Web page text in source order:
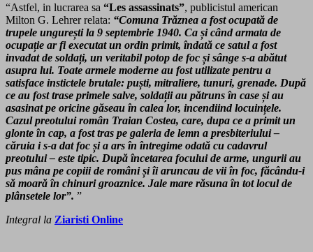
“Astfel, in lucrarea sa “Les assassinats”, publicistul american
Milton G. Lehrer relata: “Comuna Trăznea a fost ocupată de
trupele ungurești la 9 septembrie 1940. Ca și când armata de
ocupație ar fi executat un ordin primit, îndată ce satul a fost
invadat de soldați, un veritabil potop de foc și sânge s-a abătut
asupra lui. Toate armele moderne au fost utilizate pentru a
satisface instictele brutale: puști, mitraliere, tunuri, grenade. După
ce au fost trase primele salve, soldații au pătruns în case și au
asasinat pe oricine găseau în calea lor, incendiind locuințele.
Cazul preotului român Traian Costea, care, dupa ce a primit un
glonte în cap, a fost tras pe galeria de lemn a presbiteriului –
căruia i s-a dat foc și a ars în întregime odată cu cadavrul
preotului – este tipic. După încetarea focului de arme, ungurii au
pus mâna pe copiii de români și îi aruncau de vii în foc, făcându-i
să moară în chinuri groaznice. Jale mare răsuna în tot locul de
plânsetele lor”. ”
Integral la Ziaristi Online